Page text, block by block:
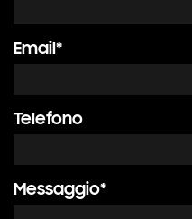
Email*
Telefono
Messaggio*